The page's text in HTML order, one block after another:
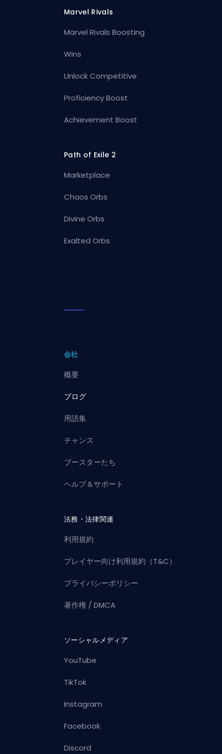
Marvel Rivals
Marvel Rivals Boosting
Wins
Unlock Competitive
Proficiency Boost
Achievement Boost
Path of Exile 2
Marketplace
Chaos Orbs
Divine Orbs
Exalted Orbs
会社
概要
ブログ
用語集
チャンス
ブースターたち
ヘルプ＆サポート
法務・法律関連
利用規約
プレイヤー向け利用規約（T&C）
プライバシーポリシー
著作権 / DMCA
ソーシャルメディア
YouTube
TikTok
Instagram
Facebook
Discord